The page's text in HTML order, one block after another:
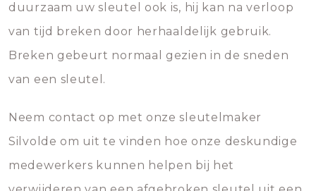
duurzaam uw sleutel ook is, hij kan na verloop
van tijd breken door herhaaldelijk gebruik.
Breken gebeurt normaal gezien in de sneden
van een sleutel.
Neem contact op met onze sleutelmaker
Silvolde om uit te vinden hoe onze deskundige
medewerkers kunnen helpen bij het